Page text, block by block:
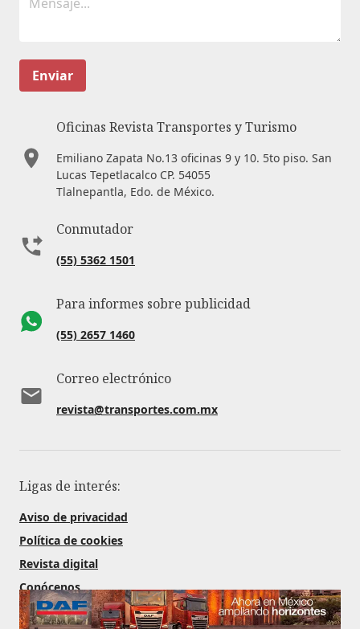
Enviar
Oficinas Revista Transportes y Turismo
Emiliano Zapata No.13 oficinas 9 y 10. 5to piso. San
Lucas Tepetlacalco CP. 54055
Tlalnepantla, Edo. de México.
Conmutador
(55) 5362 1501
Para informes sobre publicidad
(55) 2657 1460
Correo electrónico
revista@transportes.com.mx
Ligas de interés:
Aviso de privacidad
Política de cookies
Revista digital
Conócenos
Contratación de publicidad